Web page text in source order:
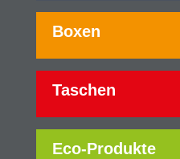
Boxen
Taschen
Eco-Produkte